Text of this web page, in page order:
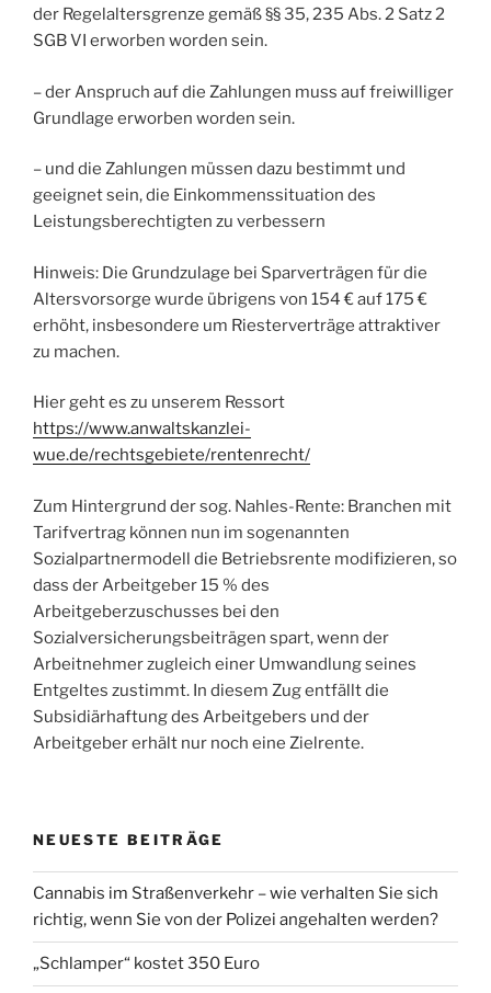
der Regelaltersgrenze gemäß §§ 35, 235 Abs. 2 Satz 2
SGB VI erworben worden sein.
– der Anspruch auf die Zahlungen muss auf freiwilliger
Grundlage erworben worden sein.
– und die Zahlungen müssen dazu bestimmt und
geeignet sein, die Einkommenssituation des
Leistungsberechtigten zu verbessern
Hinweis: Die Grundzulage bei Sparverträgen für die
Altersvorsorge wurde übrigens von 154 € auf 175 €
erhöht, insbesondere um Riesterverträge attraktiver
zu machen.
Hier geht es zu unserem Ressort
https://www.anwaltskanzlei-
wue.de/rechtsgebiete/rentenrecht/
Zum Hintergrund der sog. Nahles-Rente: Branchen mit
Tarifvertrag können nun im sogenannten
Sozialpartnermodell die Betriebsrente modifizieren, so
dass der Arbeitgeber 15 % des
Arbeitgeberzuschusses bei den
Sozialversicherungsbeiträgen spart, wenn der
Arbeitnehmer zugleich einer Umwandlung seines
Entgeltes zustimmt. In diesem Zug entfällt die
Subsidiärhaftung des Arbeitgebers und der
Arbeitgeber erhält nur noch eine Zielrente.
NEUESTE BEITRÄGE
Cannabis im Straßenverkehr – wie verhalten Sie sich
richtig, wenn Sie von der Polizei angehalten werden?
„Schlamper“ kostet 350 Euro